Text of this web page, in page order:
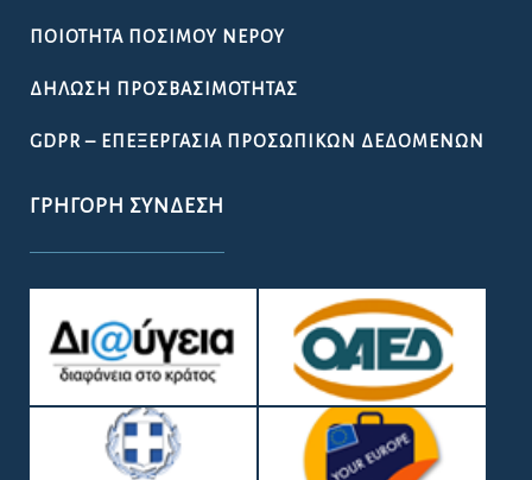
ΠΟΙΌΤΗΤΑ ΠΌΣΙΜΟΥ ΝΕΡΟΎ
ΔΉΛΩΣΗ ΠΡΟΣΒΑΣΙΜΌΤΗΤΑΣ
GDPR – ΕΠΕΞΕΡΓΑΣΙΑ ΠΡΟΣΩΠΙΚΩΝ ΔΕΔΟΜΕΝΩΝ
ΓΡΉΓΟΡΗ ΣΎΝΔΕΣΗ